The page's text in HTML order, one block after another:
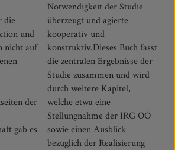
die
und
nicht auf
der
gab es
und
fasst
der
eine